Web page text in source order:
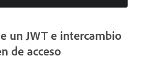
un JWT e intercambio
de acceso